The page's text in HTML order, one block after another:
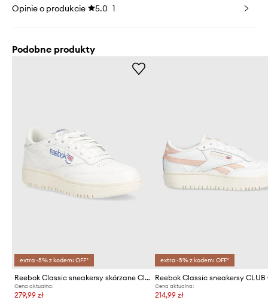
Opinie o produkcie 5.0 1
Podobne produkty
extra -5% z kodem: OFF*
Reebok Classic sneakersy skórzane Club C
Cena aktualna:
279,99 zł
extra -5% z kodem: OFF*
Reebok Classic sneakersy CLUB
Cena aktualna:
214,99 zł